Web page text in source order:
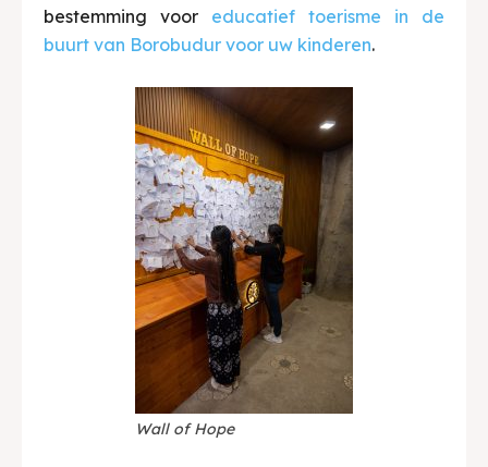
bestemming voor educatief toerisme in de
buurt van Borobudur voor uw kinderen.
Wall of Hope